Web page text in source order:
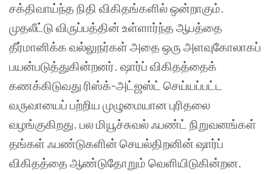
சக்திவாய்ந்த நிதி விகிதங்களில்ஒன்றாகும்.
முதலீட்டுவிருப்பத்தின் உள்ளார்ந்த ஆபத்தை
தீர்மானிக்க வல்லுநர்கள் அதை ஒரு அளவுகோலாகப்
பயன்படுத்துகின்றனர். ஷார்ப் விகிதத்தைக்
கணக்கிடுவது ரிஸ்க்-அட்ஜஸ்ட் செய்யப்பட்ட
வருவாயைப் பற்றிய முழுமையான புரிதலை
வழங்குகிறது. பலமியூச்சுவல்ஃபண்ட் நிறுவனங்கள்
தங்கள் ஃபண்டுகளின் செயல்திறனின் ஷார்ப்
விகிதத்தை ஆண்டுதோறும் வெளியிடுகின்றன.